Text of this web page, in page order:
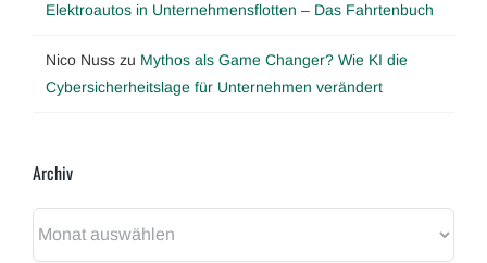
Elektroautos in Unternehmensflotten – Das Fahrtenbuch
Nico Nuss zu Mythos als Game Changer? Wie KI die
Cybersicherheitslage für Unternehmen verändert
Archiv